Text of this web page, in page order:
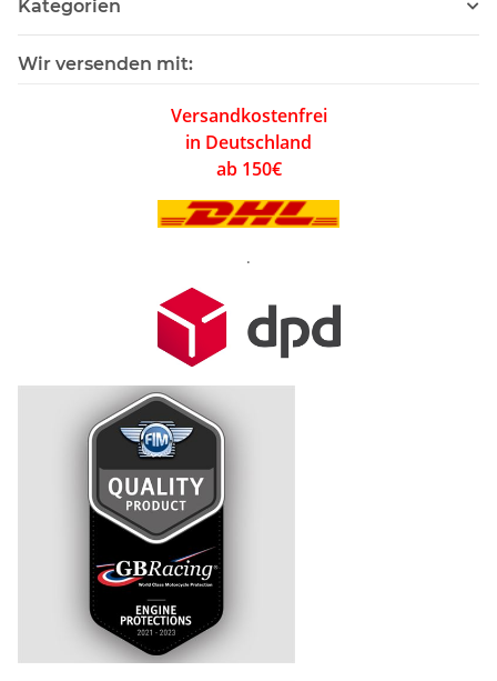
Kategorien
Wir versenden mit:
Versandkostenfrei
in Deutschland
ab 150€
.